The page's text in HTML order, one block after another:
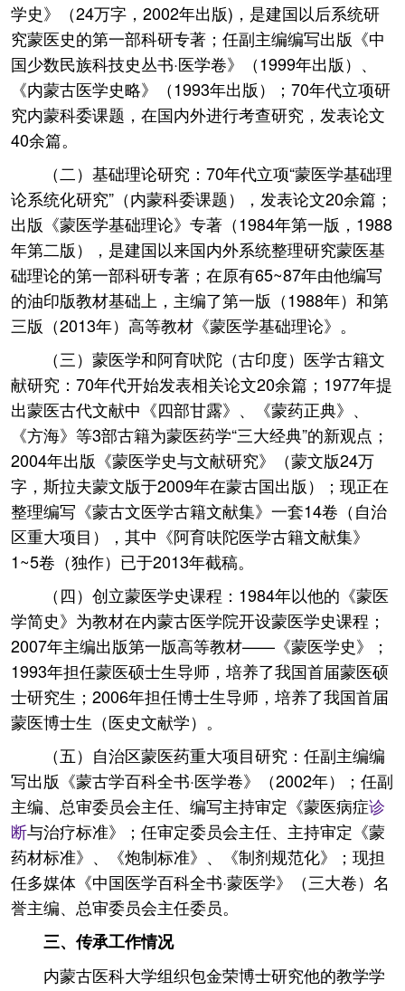
学史》（24万字，2002年出版)，是建国以后系统研
究蒙医史的第一部科研专著；任副主编编写出版《中
国少数民族科技史丛书·医学卷》（1999年出版）、
《内蒙古医学史略》（1993年出版）；70年代立项研
究内蒙科委课题，在国内外进行考查研究，发表论文
40余篇。
（二）基础理论研究：70年代立项“蒙医学基础理
论系统化研究”（内蒙科委课题），发表论文20余篇；
出版《蒙医学基础理论》专著（1984年第一版，1988
年第二版），是建国以来国内外系统整理研究蒙医基
础理论的第一部科研专著；在原有65~87年由他编写
的油印版教材基础上，主编了第一版（1988年）和第
三版（2013年）高等教材《蒙医学基础理论》。
（三）蒙医学和阿育吠陀（古印度）医学古籍文
献研究：70年代开始发表相关论文20余篇；1977年提
出蒙医古代文献中《四部甘露》、《蒙药正典》、
《方海》等3部古籍为蒙医药学“三大经典”的新观点；
2004年出版《蒙医学史与文献研究》（蒙文版24万
字，斯拉夫蒙文版于2009年在蒙古国出版）；现正在
整理编写《蒙古文医学古籍文献集》一套14卷（自治
区重大项目），其中《阿育呋陀医学古籍文献集》
1~5卷（独作）已于2013年截稿。
（四）创立蒙医学史课程：1984年以他的《蒙医
学简史》为教材在内蒙古医学院开设蒙医学史课程；
2007年主编出版第一版高等教材——《蒙医学史》；
1993年担任蒙医硕士生导师，培养了我国首届蒙医硕
士研究生；2006年担任博士生导师，培养了我国首届
蒙医博士生（医史文献学）。
（五）自治区蒙医药重大项目研究：任副主编编
写出版《蒙古学百科全书·医学卷》（2002年）；任副
主编、总审委员会主任、编写主持审定《蒙医病症诊
断与治疗标准》；任审定委员会主任、主持审定《蒙
药材标准》、《炮制标准》、《制剂规范化》；现担
任多媒体《中国医学百科全书·蒙医学》（三大卷）名
誉主编、总审委员会主任委员。
三、传承工作情况
内蒙古医科大学组织包金荣博士研究他的教学学